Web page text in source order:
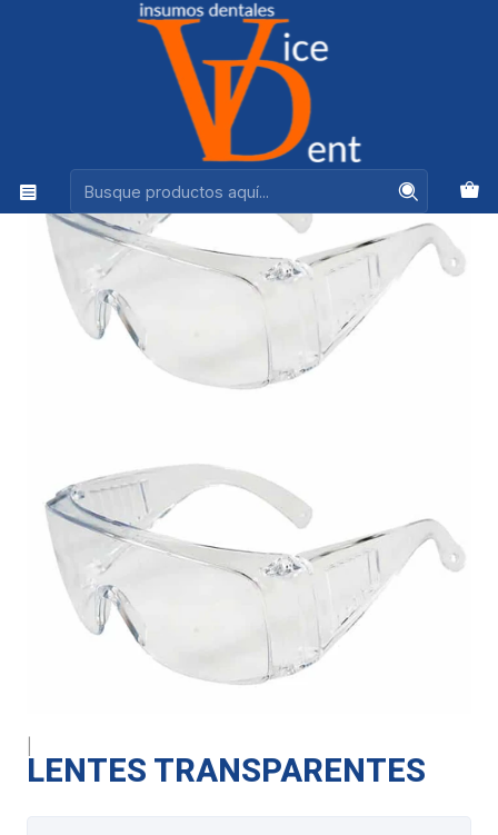
Ventas +56944575313
IMPRESION Y REHABILITACION
LENTES TRANSPARENTES
LENTES TRANSPARENTES